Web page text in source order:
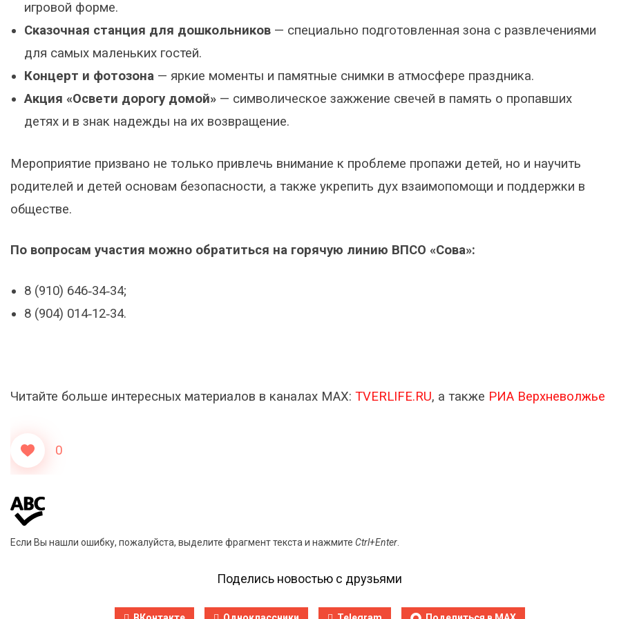
игровой форме.
Сказочная станция для дошкольников — специально подготовленная зона с развлечениями
для самых маленьких гостей.
Концерт и фотозона — яркие моменты и памятные снимки в атмосфере праздника.
Акция «Освети дорогу домой» — символическое зажжение свечей в память о пропавших
детях и в знак надежды на их возвращение.
Мероприятие призвано не только привлечь внимание к проблеме пропажи детей, но и научить
родителей и детей основам безопасности, а также укрепить дух взаимопомощи и поддержки в
обществе.
По вопросам участия можно обратиться на горячую линию ВПСО «Сова»:
8 (910) 646‑34‑34;
8 (904) 014‑12‑34.
Читайте больше интересных материалов в каналах МАХ: TVERLIFE.RU, а также РИА Верхневолжье
0
Если Вы нашли ошибку, пожалуйста, выделите фрагмент текста и нажмите Ctrl+Enter
Поделись новостью с друзьями